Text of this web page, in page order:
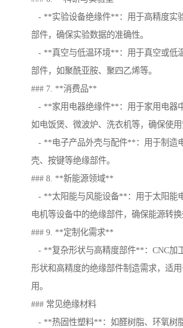
- **实验设备绝缘件**：用于高精度实
部件，确保实验数据的准确性。
- **真空与低温环境**：用于真空或低
部件，如聚酰亚胺、聚四乙烯等。
### 7. **消费品**
- **家用电器绝缘件**：用于家用电器
如电饭煲、微波炉、洗衣机等，确保使用
- **电子产品外壳与配件**：用于制造
壳、按键等绝缘部件。
### 8. **新能源领域**
- **太阳能与风能设备**：用于太阳能
电机等设备中的绝缘部件，确保能源转换
### 9. **定制化需求**
- **复杂形状与高精度部件**：CNC加
形状和高精度的绝缘部件制造需求，适
用。
### 常见绝缘材料
- **热固性塑料**：如醛树脂、环氧树脂